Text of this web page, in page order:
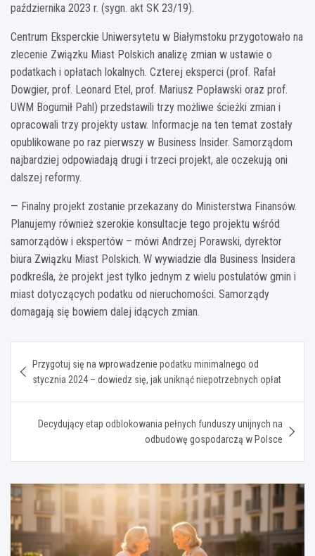
października 2023 r. (sygn. akt SK 23/19).
Centrum Eksperckie Uniwersytetu w Białymstoku przygotowało na
zlecenie Związku Miast Polskich analizę zmian w ustawie o
podatkach i opłatach lokalnych. Czterej eksperci (prof. Rafał
Dowgier, prof. Leonard Etel, prof. Mariusz Popławski oraz prof.
UWM Bogumił Pahl) przedstawili trzy możliwe ścieżki zmian i
opracowali trzy projekty ustaw. Informacje na ten temat zostały
opublikowane po raz pierwszy w Business Insider. Samorządom
najbardziej odpowiadają drugi i trzeci projekt, ale oczekują oni
dalszej reformy.
— Finalny projekt zostanie przekazany do Ministerstwa Finansów.
Planujemy również szerokie konsultacje tego projektu wśród
samorządów i ekspertów – mówi Andrzej Porawski, dyrektor
biura Związku Miast Polskich. W wywiadzie dla Business Insidera
podkreśla, że projekt jest tylko jednym z wielu postulatów gmin i
miast dotyczących podatku od nieruchomości. Samorządy
domagają się bowiem dalej idących zmian.
wpisu
Przygotuj się na wprowadzenie podatku minimalnego od
stycznia 2024 – dowiedz się, jak uniknąć niepotrzebnych opłat
Decydujący etap odblokowania pełnych funduszy unijnych na
odbudowę gospodarczą w Polsce